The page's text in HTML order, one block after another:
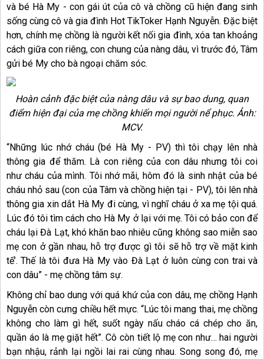
và bé Hà My - con gái út của cô và chồng cũ hiện đang sinh
sống cùng cô và gia đình Hot TikToker Hạnh Nguyễn. Đặc biệt
hơn, chính mẹ chồng là người kết nối gia đình, xóa tan khoảng
cách giữa con riêng, con chung của nàng dâu, vì trước đó, Tâm
gửi bé My cho bà ngoại chăm sóc.
Hoàn cảnh đặc biệt của nàng dâu và sự bao dung, quan
điểm hiện đại của mẹ chồng khiến mọi người nể phục. Ảnh:
MCV.
“Những lúc nhớ cháu (bé Hà My - PV) thì tôi chạy lên nhà
thông gia để thăm. Là con riêng của con dâu nhưng tôi coi
như cháu của mình. Tôi nhớ mãi, hôm đó là sinh nhật của bé
cháu nhỏ sau (con của Tâm và chồng hiện tại - PV), tôi lên nhà
thông gia xin dắt Hà My đi cùng, vì nghĩ cháu ở xa mẹ tội quá.
Lúc đó tôi tìm cách cho Hà My ở lại với mẹ. Tôi có bảo con để
cháu lại Đà Lạt, khó khăn bao nhiêu cũng không sao miễn sao
mẹ con ở gần nhau, hỗ trợ được gì tôi sẽ hỗ trợ về mặt kinh
tế’. Thế là tôi đưa Hà My vào Đà Lạt ở luôn cùng con trai và
con dâu” - mẹ chồng tâm sự.
Không chỉ bao dung với quá khứ của con dâu, mẹ chồng Hạnh
Nguyễn còn cưng chiều hết mực. “Lúc tôi mang thai, mẹ chồng
không cho làm gì hết, suốt ngày nấu cháo cá chép cho ăn,
quần áo là mẹ giặt hết”. Cô còn tiết lộ mẹ con như… hai người
bạn nhậu, rảnh lại ngồi lai rai cùng nhau. Song song đó, mẹ